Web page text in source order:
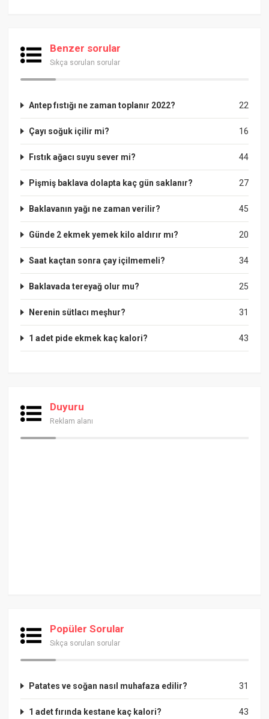
Benzer sorular
Sıkça sorulan sorular
22
Antep fıstığı ne zaman toplanır 2022?
16
Çayı soğuk içilir mi?
44
Fıstık ağacı suyu sever mi?
27
Pişmiş baklava dolapta kaç gün saklanır?
45
Baklavanın yağı ne zaman verilir?
20
Günde 2 ekmek yemek kilo aldırır mı?
34
Saat kaçtan sonra çay içilmemeli?
25
Baklavada tereyağ olur mu?
31
Nerenin sütlacı meşhur?
43
1 adet pide ekmek kaç kalori?
Duyuru
Reklam alanı
Popüler Sorular
Sıkça sorulan sorular
31
Patates ve soğan nasıl muhafaza edilir?
43
1 adet fırında kestane kaç kalori?